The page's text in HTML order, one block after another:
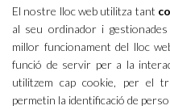
El nostre lloc web utilitza tant
al seu ordinador i
millor funcionament del lloc
funció de servir per a la
utilitzem cap cookie, per el
permetin la identificació de